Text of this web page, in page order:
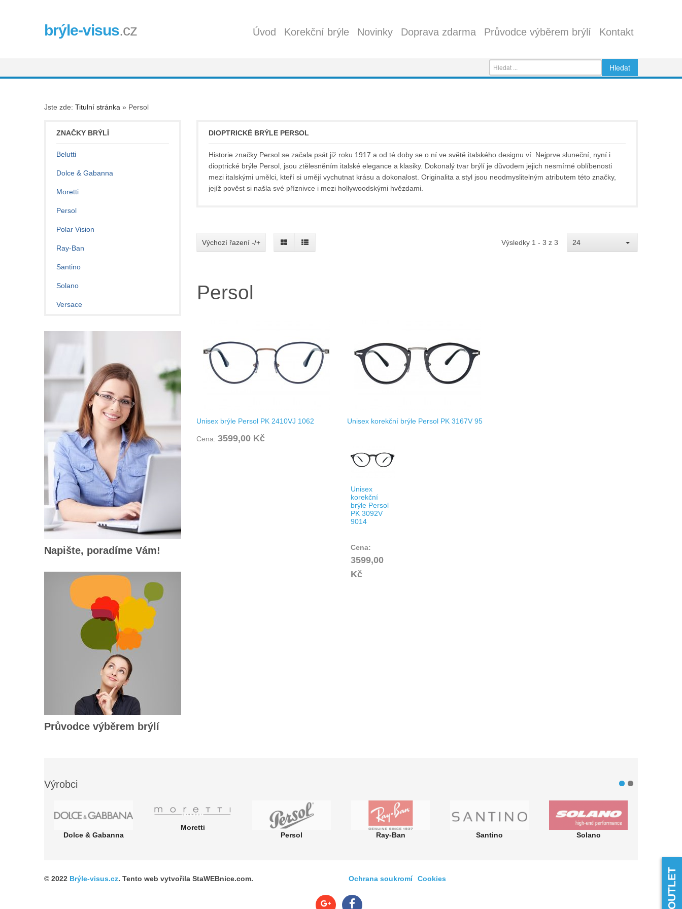
brýle-visus.cz Úvod Korekční brýle Novinky Doprava zdarma Průvodce výběrem brýlí Kontakt
Jste zde: Titulní stránka » Persol
ZNAČKY BRÝLÍ
Belutti
Dolce & Gabanna
Moretti
Persol
Polar Vision
Ray-Ban
Santino
Solano
Versace
Napište, poradíme Vám!
Průvodce výběrem brýlí
DIOPTRICKÉ BRÝLE PERSOL
Historie značky Persol se začala psát již roku 1917 a od té doby se o ní ve světě italského designu ví. Nejprve sluneční, nyní i
dioptrické brýle Persol, jsou ztělesněním italské elegance a klasiky. Dokonalý tvar brýlí je důvodem jejich nesmírné oblíbenosti
mezi italskými umělci, kteří si umějí vychutnat krásu a dokonalost. Originalita a styl jsou neodmyslitelným atributem této značky,
jejíž pověst si našla své příznivce i mezi hollywoodskými hvězdami.
Výchozí řazení -/+ Výsledky 1 - 3 z 3 24
Persol
Unisex brýle Persol PK 2410VJ 1062
Cena: 3599,00 Kč
Unisex korekční brýle Persol PK 3167V 95
Unisex
korekční
brýle Persol
PK 3092V
9014
Cena:
3599,00
Kč
Výrobci
Dolce & Gabanna
Moretti
Persol
Ray-Ban Santino Solano
© 2022 Brýle-visus.cz. Tento web vytvořila StaWEBnice.com. Ochrana soukromí Cookies OUTLET